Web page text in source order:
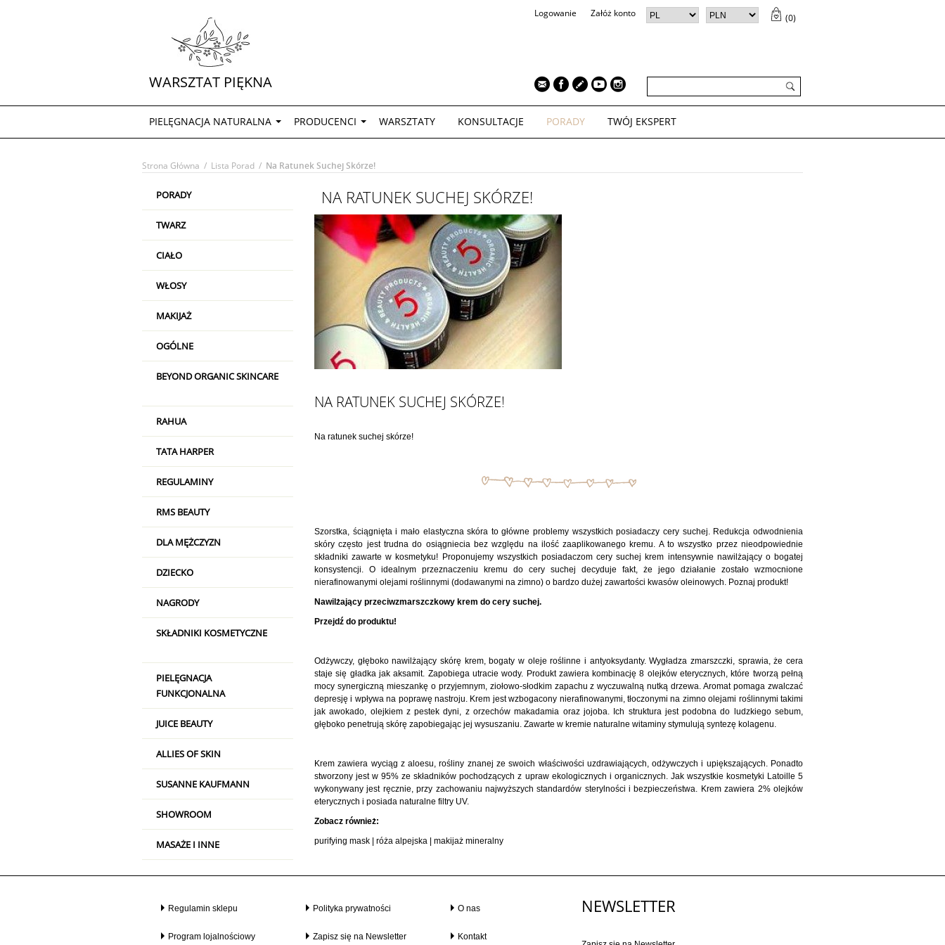
WARSZTAT PIĘKNA
Logowanie Załóż konto (0)
PIELĘGNACJA NATURALNA PRODUCENCI WARSZTATY KONSULTACJE PORADY TWÓJ EKSPERT
Strona Główna / Lista Porad / Na Ratunek Suchej Skórze!
PORADY
TWARZ
CIAŁO
WŁOSY
MAKIJAŻ
OGÓLNE
BEYOND ORGANIC SKINCARE
RAHUA
TATA HARPER
REGULAMINY
RMS BEAUTY
DLA MĘŻCZYZN
DZIECKO
NAGRODY
SKŁADNIKI KOSMETYCZNE
PIELĘGNACJA
FUNKCJONALNA
JUICE BEAUTY
ALLIES OF SKIN
SUSANNE KAUFMANN
SHOWROOM
MASAŻE I INNE
NA RATUNEK SUCHEJ SKÓRZE!
NA RATUNEK SUCHEJ SKÓRZE!
Na ratunek suchej skórze!
Szorstka, ściągnięta i mało elastyczna skóra to główne problemy wszystkich posiadaczy cery suchej. Redukcja odwodnienia
skóry często jest trudna do osiągniecia bez względu na ilość zaaplikowanego kremu. A to wszystko przez nieodpowiednie
składniki zawarte w kosmetyku! Proponujemy wszystkich posiadaczom cery suchej krem intensywnie nawilżający o bogatej
konsystencji. O idealnym przeznaczeniu kremu do cery suchej decyduje fakt, że jego działanie zostało wzmocnione
nierafinowanymi olejami roślinnymi (dodawanymi na zimno) o bardzo dużej zawartości kwasów oleinowych. Poznaj produkt!
Nawilżający przeciwzmarszczkowy krem do cery suchej.
Przejdź do produktu!
Odżywczy, głęboko nawilżający skórę krem, bogaty w oleje roślinne i antyoksydanty.Wygładza zmarszczki, sprawia, że cera
staje się gładka jak aksamit. Zapobiega utracie wody. Produkt zawiera kombinację 8 olejków eterycznych, które tworzą pełną
mocy synergiczną mieszankę o przyjemnym, ziołowo-słodkim zapachu z wyczuwalną nutką drzewa. Aromat pomaga zwalczać
depresję i wpływa na poprawę nastroju. Krem jest wzbogacony nierafinowanymi, tłoczonymi na zimno olejami roślinnymi takimi
jak awokado, olejkiem z pestek dyni, z orzechów makadamia oraz jojoba. Ich struktura jest podobna do ludzkiego sebum,
głęboko penetrują skórę zapobiegając jej wysuszaniu. Zawarte w kremie naturalne witaminy stymulują syntezę kolagenu.
Krem zawiera wyciąg z aloesu, rośliny znanej ze swoich właściwości uzdrawiających, odżywczych i upiększających. Ponadto
stworzony jest w 95% ze składników pochodzących z upraw ekologicznych i organicznych. Jak wszystkie kosmetyki Latoille 5
wykonywany jest ręcznie, przy zachowaniu najwyższych standardów sterylności i bezpieczeństwa. Krem zawiera 2% olejków
eterycznych i posiada naturalne filtry UV.
Zobacz również:
purifying mask
róża alpejska makijaż mineralny
Regulamin sklepu
Program lojalnościowy
Polityka prywatności
Zapisz się na Newsletter
O nas
Kontakt
NEWSLETTER